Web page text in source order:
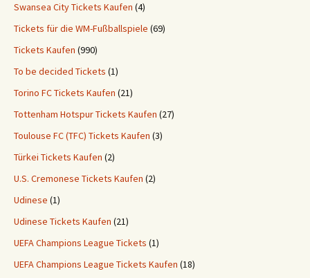
Swansea City Tickets Kaufen (4)
Tickets für die WM-Fußballspiele (69)
Tickets Kaufen (990)
To be decided Tickets (1)
Torino FC Tickets Kaufen (21)
Tottenham Hotspur Tickets Kaufen (27)
Toulouse FC (TFC) Tickets Kaufen (3)
Türkei Tickets Kaufen (2)
U.S. Cremonese Tickets Kaufen (2)
Udinese (1)
Udinese Tickets Kaufen (21)
UEFA Champions League Tickets (1)
UEFA Champions League Tickets Kaufen (18)